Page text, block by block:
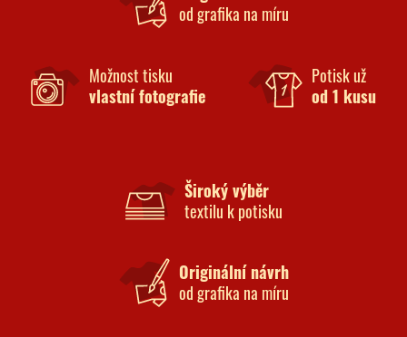
od grafika na míru
Možnost tisku
vlastní fotografie
Potisk už
od 1 kusu
Široký výběr
textilu k potisku
Originální návrh
od grafika na míru